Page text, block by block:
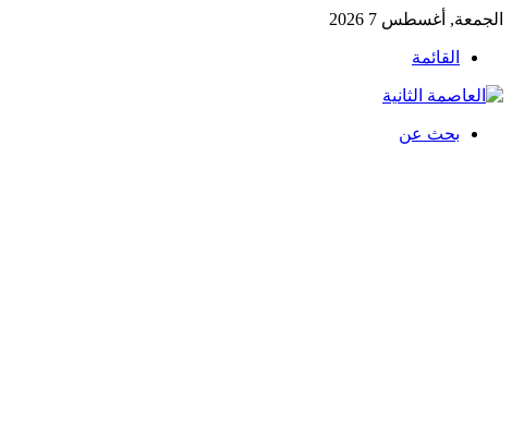
الجمعة, أغسطس 7 2026
القائمة
بحث عن